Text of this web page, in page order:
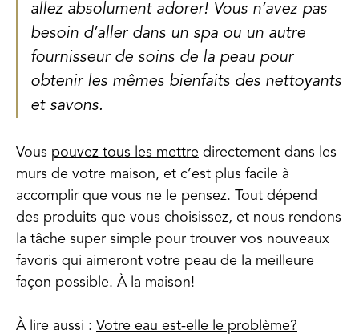
allez absolument adorer! Vous n’avez pas
besoin d’aller dans un spa ou un autre
fournisseur de soins de la peau pour
obtenir les mêmes bienfaits des nettoyants
et savons.
Vous pouvez tous les mettre directement dans les
murs de votre maison, et c’est plus facile à
accomplir que vous ne le pensez. Tout dépend
des produits que vous choisissez, et nous rendons
la tâche super simple pour trouver vos nouveaux
favoris qui aimeront votre peau de la meilleure
façon possible. À la maison!
À lire aussi : Votre eau est-elle le problème?